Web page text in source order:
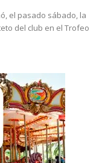
el pasado sábado, la
del club en el Trofeo